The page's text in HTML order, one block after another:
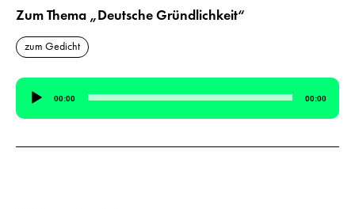
Zum Thema „Deutsche Gründlichkeit“
zum Gedicht
Audio-
Player
00:00 00:00